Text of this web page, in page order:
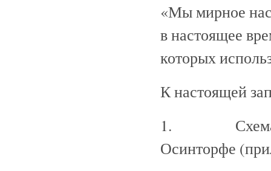
«Мы мирное
в настоящее
которых
К настоящей
1. Схема
Осинторфе